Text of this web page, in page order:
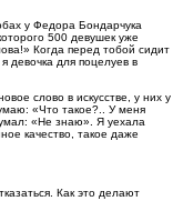
у Федора Бондарчука
500 девушек уже
Когда перед тобой сидит
девочка для поцелуев в
слово в искусстве, у них у
«Что такое?.. У меня
«Не знаю». Я уехала
качество, такое даже
Как это делают